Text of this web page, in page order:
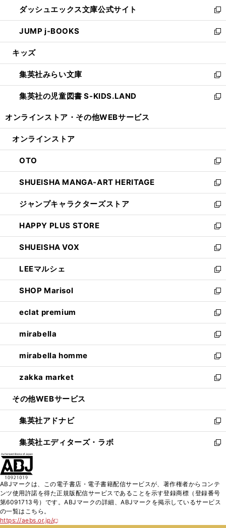
く
ド
ウ
で
開
ィ
ン
ド
ウ
開
く
い
ウ
ィ
ン
ウ
で
開
く
ダッシュエックス文庫公式サイト
新
し
い
ウ
ン
ド
ウ
で
JUMP j-BOOKS
新
し
ウ
ィ
ン
ド
開
キッズ
集英社みらい文庫
新
し
い
ン
ウ
で
開
く
集英社の児童図書 S-KIDS.LAND
新
ウ
ン
ド
ウ
で
開
く
オンラインストア・ その他WEBサービス
オンラインストア
OTO
新
し
い
ウ
ィ
ン
ド
ウ
で
開
く
SHUEISHA MANGA-ART HERITAGE
新
し
い
ウ
ィ
ン
ド
ウ
で
開
く
ジャンプキャラクターズストア
新
し
い
ウ
ィ
ン
ド
ウ
で
開
く
HAPPY PLUS STORE
新
し
い
ウ
ィ
ン
ド
ウ
で
開
く
SHUEISHA VOX
新
し
い
ウ
ィ
ン
ド
ウ
で
開
く
LEEマルシェ
新
し
い
ウ
ィ
ン
ド
ウ
で
開
く
SHOP Marisol
新
し
い
ウ
ィ
ン
ド
ウ
で
開
eclat premium
新
し
い
ウ
ィ
ン
ド
ウ
開
く
mirabella
新
し
い
ウ
ィ
ン
ウ
で
開
く
mirabella homme
新
し
い
ウ
ン
ド
ウ
で
zakka market
新
し
ウ
ィ
ン
ド
く
その他WEBサービス
集英社アドナビ
新
し
い
ド
ウ
で
集英社エディターズ・ラボ
新
ィ
ン
ABJマークは、この電子書店・電子書籍配信サービスが、著作権者からコンテ
ンツ使用許諾を得た正規版配信サービスであることを示す登録商標（登録番号
第6091713号）です。ABJマークの詳細、ABJマークを掲示しているサービス
の一覧はこちら。
https://aebs.or.jp/
新